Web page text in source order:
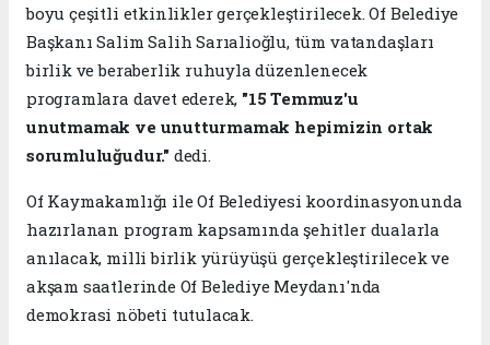
boyu çeşitli etkinlikler gerçekleştirilecek. Of Belediye
Başkanı Salim Salih Sarıalioğlu, tüm vatandaşları
birlik ve beraberlik ruhuyla düzenlenecek
programlara davet ederek, "15 Temmuz'u
unutmamak ve unutturmamak hepimizin ortak
sorumluluğudur." dedi.
Of Kaymakamlığı ile Of Belediyesi koordinasyonunda
hazırlanan program kapsamında şehitler dualarla
anılacak, milli birlik yürüyüşü gerçekleştirilecek ve
akşam saatlerinde Of Belediye Meydanı'nda
demokrasi nöbeti tutulacak.